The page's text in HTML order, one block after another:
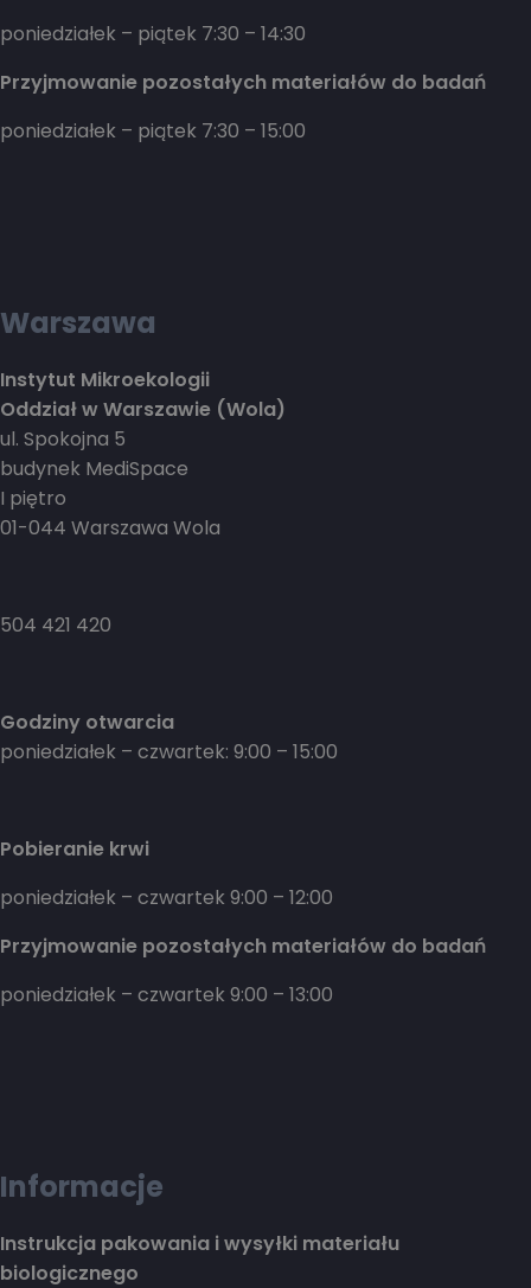
poniedziałek – piątek 7:30 – 14:30
Przyjmowanie pozostałych materiałów do badań
poniedziałek – piątek 7:30 – 15:00
Warszawa
Instytut Mikroekologii
Oddział w Warszawie (Wola)
ul. Spokojna 5
budynek MediSpace
I piętro
01-044 Warszawa Wola
504 421 420
Godziny otwarcia
poniedziałek – czwartek: 9:00 – 15:00
Pobieranie krwi
poniedziałek – czwartek 9:00 – 12:00
Przyjmowanie pozostałych materiałów do badań
poniedziałek – czwartek 9:00 – 13:00
Informacje
Instrukcja pakowania i wysyłki materiału
biologicznego